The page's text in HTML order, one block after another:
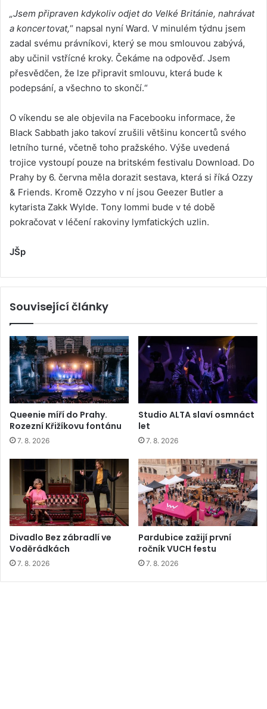
„Jsem připraven kdykoliv odjet do Velké Británie, nahrávat
a koncertovat,“ napsal nyní Ward. V minulém týdnu jsem
zadal svému právníkovi, který se mou smlouvou zabývá,
aby učinil vstřícné kroky. Čekáme na odpověď. Jsem
přesvědčen, že lze připravit smlouvu, která bude k
podepsání, a všechno to skončí.“
O víkendu se ale objevila na Facebooku informace, že
Black Sabbath jako takoví zrušili většinu koncertů svého
letního turné, včetně toho pražského. Výše uvedená
trojice vystoupí pouze na britském festivalu Download. Do
Prahy by 6. června měla dorazit sestava, která si říká Ozzy
& Friends. Kromě Ozzyho v ní jsou Geezer Butler a
kytarista Zakk Wylde. Tony Iommi bude v té době
pokračovat v léčení rakoviny lymfatických uzlin.
JŠp
Související články
Queenie míří do Prahy.
Rozezní Křižíkovu fontánu
7. 8. 2026
Studio ALTA slaví osmnáct
let
7. 8. 2026
Divadlo Bez zábradlí ve
Voděrádkách
7. 8. 2026
Pardubice zažijí první
ročník VUCH festu
7. 8. 2026